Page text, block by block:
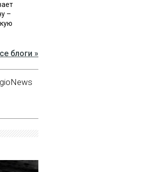
–
блоги »